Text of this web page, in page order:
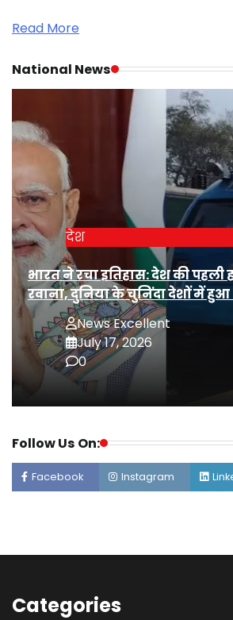
Read More
National News
देश
भारत ने रचा इतिहास: देश की पहली
रवाना, दुनिया के चुनिंदा देशों में
News Excellent
July 17, 2026
0
Follow Us On:
Facebook Instagram
Categories